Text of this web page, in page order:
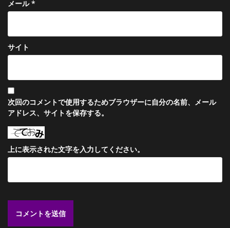
メール*
サイト
次回のコメントで使用するためブラウザーに自分の名前、メール
アドレス、サイトを保存する。
上に表示された文字を入力してください。